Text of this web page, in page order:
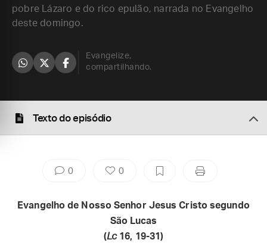
pobre Lázaro e do rico epulão, narrada no Evangelho
deste domingo.
Evangelize,
compartilhando.
Texto do episódio
0 0
Evangelho de Nosso Senhor Jesus Cristo segundo
São Lucas
(Lc16, 19-31)